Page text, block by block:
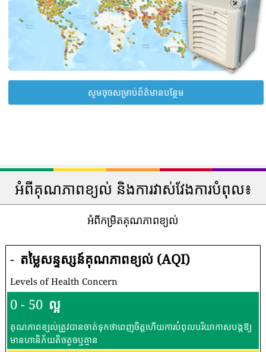
សូមចុចសម្រាប់ព័ត៌មានបន្ថែម
អំពីគុណភាពខ្យល់ និងការវាស់វែងការបំពុល៖
អំពីកម្រិតគុណភាពខ្យល់
- តម្លៃសន្ទស្សន៍គុណភាពខ្យល់ (AQI)
Levels of Health Concern
0 - 50 ល្អ
គុណភាពខ្យល់ត្រូវបានចាត់ទុកថាពេញចិត្តហើយការបំពុលបរិយាកាសបង្កឱ្យ
មានហានិភ័យតិចតួចឬគ្មាន